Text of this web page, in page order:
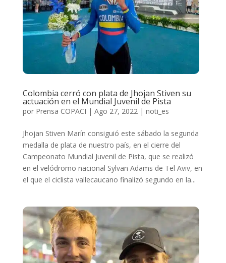
Colombia cerró con plata de Jhojan Stiven su
actuación en el Mundial Juvenil de Pista
por Prensa COPACI | Ago 27, 2022| noti_es
Jhojan Stiven Marín consiguió este sábado la segunda
medalla de plata de nuestro país, en el cierre del
Campeonato Mundial Juvenil de Pista, que se realizó
en el velódromo nacional Sylvan Adams de Tel Aviv, en
el que el ciclista vallecaucano finalizó segundo en la...